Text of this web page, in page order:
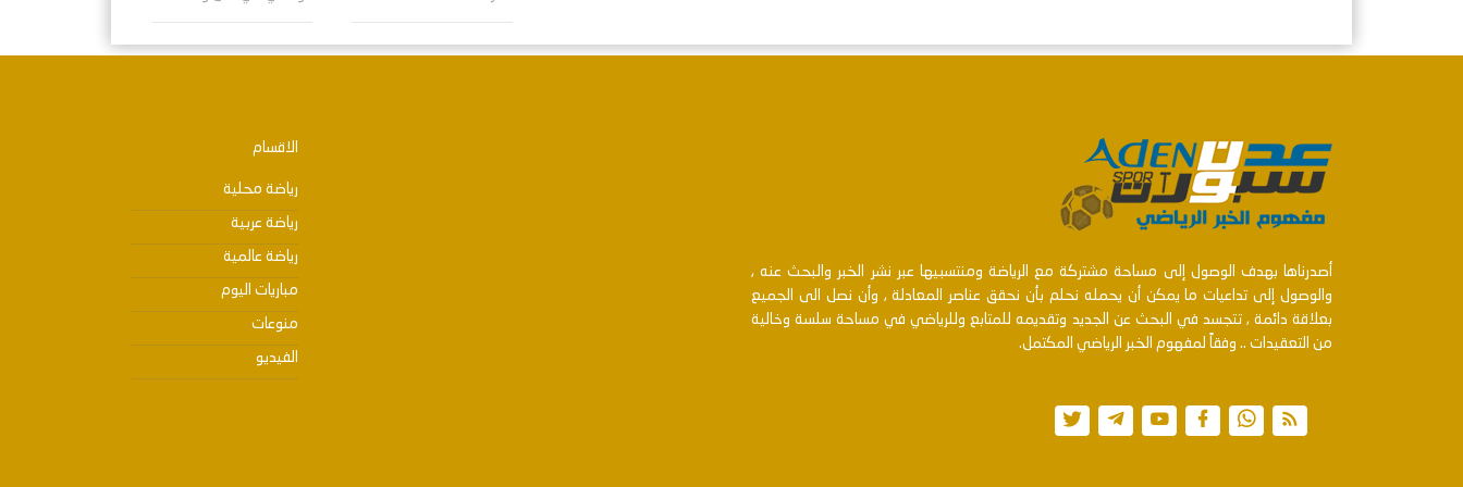
أصدرناها بهدف الوصول إلى مساحة مشتركة مع الرياضة ومنتسبيها عبر نشر الخبر والبحث عنه ,
والوصول إلى تداعيات ما يمكن أن يحمله نحلم بأن نحقق عناصر المعادلة , وأن نصل الى الجميع
بعلاقة دائمة , تتجسد في البحث عن الجديد وتقديمه للمتابع وللرياضي في مساحة سلسة وخالية
من التعقيدات .. وفقاً لمفهوم الخبر الرياضي المكتمل.
الاقسام
رياضة محلية
رياضة عربية
رياضة عالمية
مباريات اليوم
منوعات
الفيديو